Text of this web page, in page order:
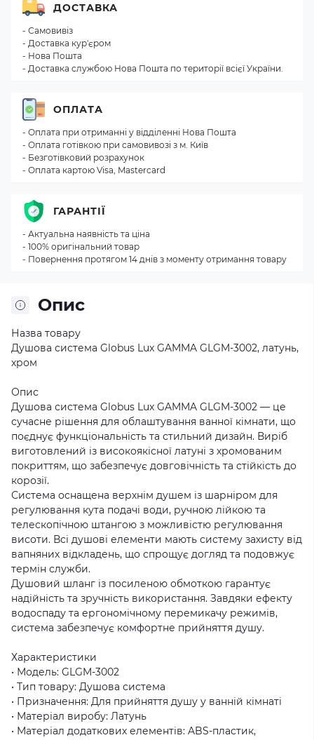
Опис
Назва товару
Душова система Globus Lux GAMMA GLGM-3002, латунь,
хром
Опис
Душова система Globus Lux GAMMA GLGM-3002 — це
сучасне рішення для облаштування ванної кімнати, що
поєднує функціональність та стильний дизайн. Виріб
виготовлений із високоякісної латуні з хромованим
покриттям, що забезпечує довговічність та стійкість до
корозії.
Система оснащена верхнім душем із шарніром для
регулювання кута подачі води, ручною лійкою та
телескопічною штангою з можливістю регулювання
висоти. Всі душові елементи мають систему захисту від
вапняних відкладень, що спрощує догляд та подовжує
термін служби.
Душовий шланг із посиленою обмоткою гарантує
надійність та зручність використання. Завдяки ефекту
водоспаду та ергономічному перемикачу режимів,
система забезпечує комфортне прийняття душу.
Характеристики
• Модель: GLGM-3002
• Тип товару: Душова система
• Призначення: Для прийняття душу у ванній кімнаті
• Матеріал виробу: Латунь
• Матеріал додаткових елементів: ABS-пластик,
ДОСТАВКА
- Самовивіз
- Доставка кур'єром
- Нова Пошта
- Доставка службою Нова Пошта по території всієї України.
ОПЛАТА
- Оплата при отриманні у відділенні Нова Пошта
- Оплата готівкою при самовивозі з м. Київ
- Безготівковий розрахунок
- Оплата картою Visa, Mastercard
ГАРАНТІЇ
- Актуальна наявність та ціна
- 100% оригінальний товар
- Повернення протягом 14 днів з моменту отримання товару